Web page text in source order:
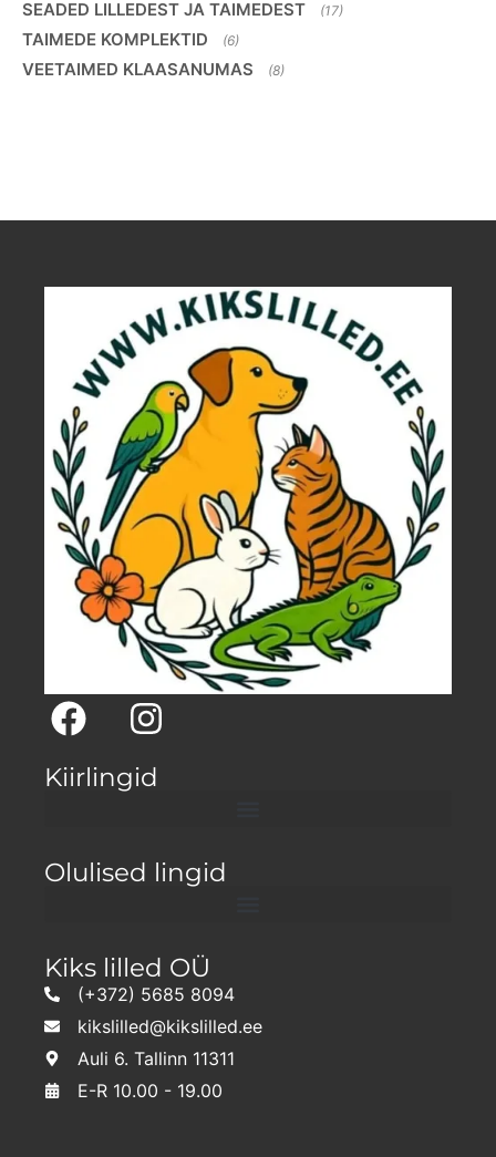
SEADED LILLEDEST JA TAIMEDEST (17)
TAIMEDE KOMPLEKTID (6)
VEETAIMED KLAASANUMAS (8)
Kiirlingid
Olulised lingid
Kiks lilled OÜ
(+372) 5685 8094
kikslilled@kikslilled.ee
Auli 6. Tallinn 11311
E-R 10.00 - 19.00